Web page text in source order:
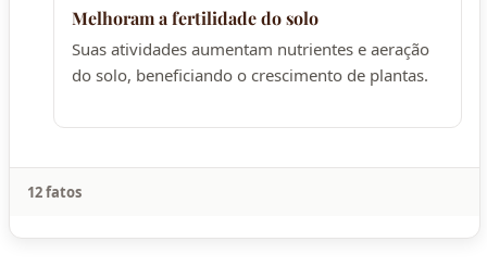
Melhoram a fertilidade do solo
Suas atividades aumentam nutrientes e aeração
do solo, beneficiando o crescimento de plantas.
12 fatos